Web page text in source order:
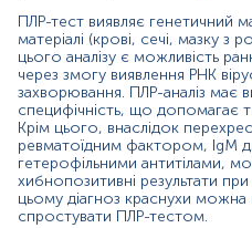
Причини підвищення рівня
У досліджуваному
фрагмент ДНК,
свідчить про
Причини зниження рівня
У досліджуваному
фрагментів ДНК,
свідчить про відсутність
ПЛР-тест виявляє генетичний
матеріалі (крові, сечі, мазку з
цього аналізу є можливість
через змогу виявлення РНК
захворювання. ПЛР-аналіз має
специфічність, що допомагає
Крім цього, внаслідок
ревматоїдним фактором, IgM
гетерофільними антитілами,
хибнопозитивні результати
цьому діагноз краснухи можна
спростувати ПЛР-тестом.